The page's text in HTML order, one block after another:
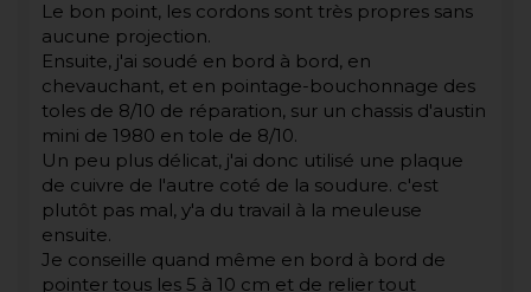
Le bon point, les cordons sont très propres sans
aucune projection.
Ensuite, j'ai soudé en bord à bord, en
chevauchant, et en pointage-bouchonnage des
toles de 8/10 de réparation, sur un chassis d'austin
mini de 1980 en tole de 8/10.
Un peu plus délicat, j'ai donc utilisé une plaque
de cuivre de l'autre coté de la soudure. c'est
plutôt pas mal, y'a du travail à la meuleuse
ensuite.
Je conseille quand même en bord à bord de
pointer tous les 5 à 10 cm et de relier tout